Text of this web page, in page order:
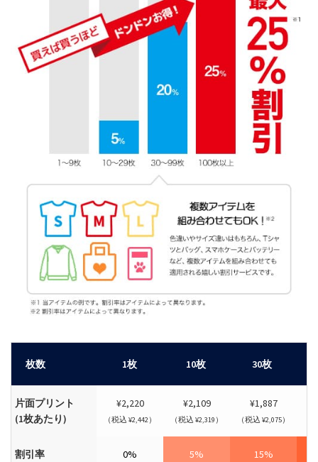
枚数 1枚 10枚 30枚
片面プリント
(1枚あたり)
¥2,220
（税込 ¥2,442）
¥2,109
（税込 ¥2,319）
¥1,887
（税込 ¥2,075）
割引率
0% 5% 15%